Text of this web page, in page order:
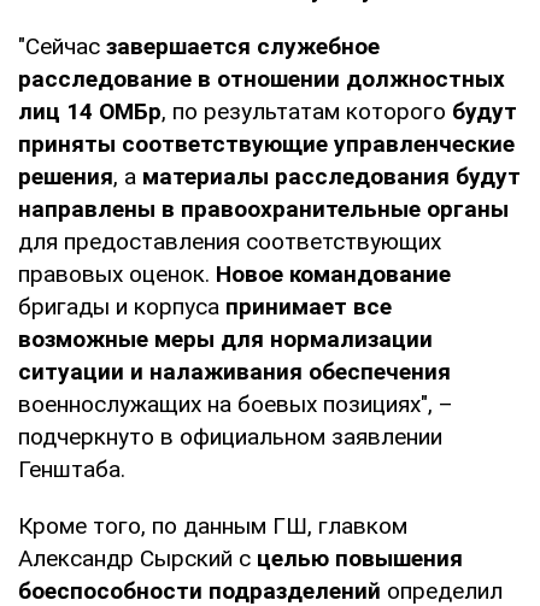
"Сейчас завершается служебное
расследование в отношении должностных
лиц 14 ОМБр, по результатам которого будут
приняты соответствующие управленческие
решения, а материалы расследования будут
направлены в правоохранительные органы
для предоставления соответствующих
правовых оценок. Новое командование
бригады и корпуса принимает все
возможные меры для нормализации
ситуации и налаживания обеспечения
военнослужащих на боевых позициях", –
подчеркнуто в официальном заявлении
Генштаба.
Кроме того, по данным ГШ, главком
Александр Сырский с целью повышения
боеспособности подразделений определил